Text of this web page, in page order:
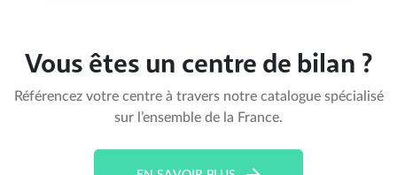
Vous êtes un centre de bilan ?
Référencez votre centre à travers notre catalogue spécialisé
sur l’ensemble de la France.